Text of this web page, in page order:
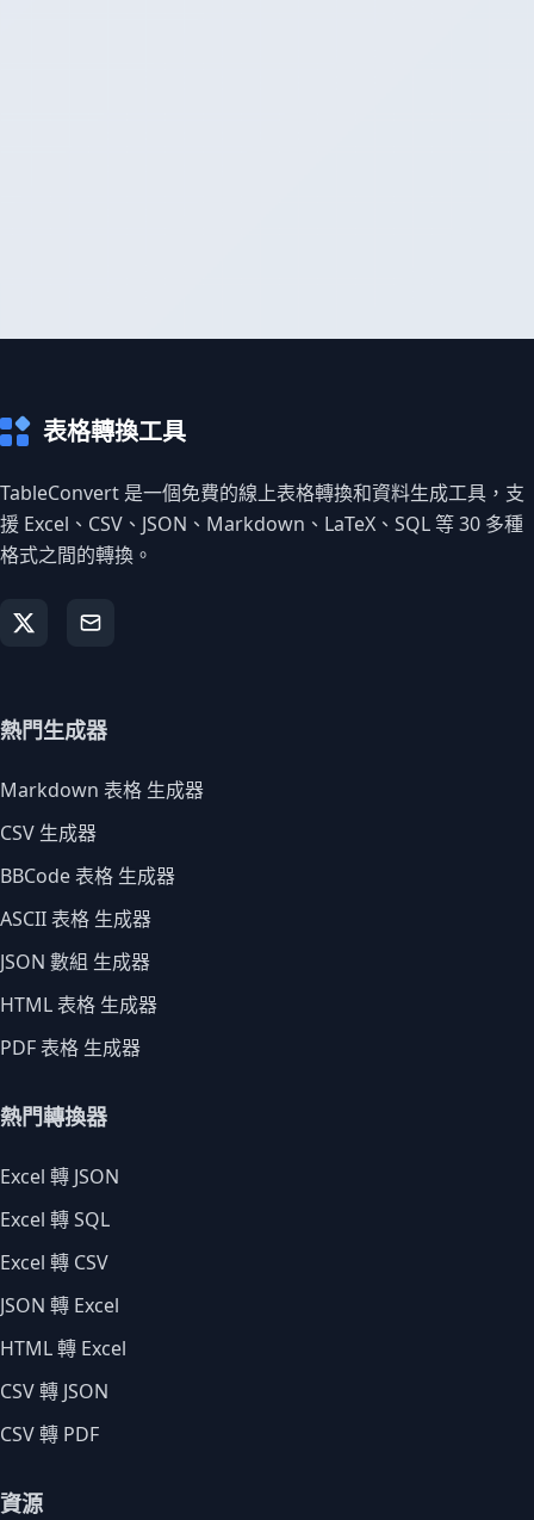
表格轉換工具
TableConvert 是一個免費的線上表格轉換和資料生成工具，支
援 Excel、CSV、JSON、Markdown、LaTeX、SQL 等 30 多種
格式之間的轉換。
熱門生成器
Markdown 表格 生成器
CSV 生成器
BBCode 表格 生成器
ASCII 表格 生成器
JSON 數組 生成器
HTML 表格 生成器
PDF 表格 生成器
熱門轉換器
Excel 轉 JSON
Excel 轉 SQL
Excel 轉 CSV
JSON 轉 Excel
HTML 轉 Excel
CSV 轉 JSON
CSV 轉 PDF
資源